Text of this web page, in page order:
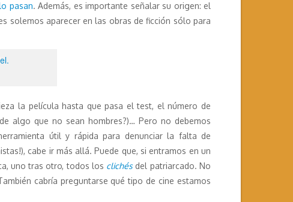
pasan. Además, es importante señalar su origen: el
solemos aparecer en las obras de ficción sólo para
la película hasta que pasa el test, el número de
algo que no sean hombres?)… Pero no debemos
útil y rápida para denunciar la falta de
cabe ir más allá. Puede que, si entramos en un
uno tras otro, todos los clichésdel patriarcado. No
cabría preguntarse qué tipo de cine estamos